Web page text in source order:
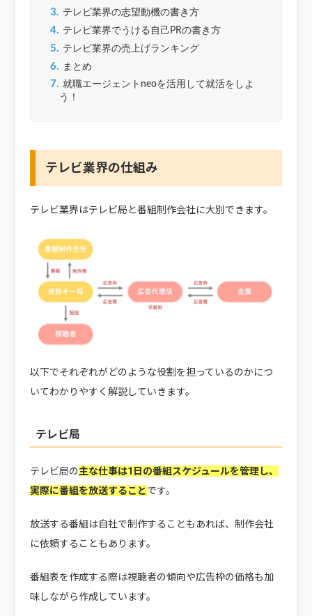
3. テレビ業界の志望動機の書き方
4. テレビ業界でうける自己PRの書き方
5. テレビ業界の売上げランキング
6. まとめ
7. 就職エージェントneoを活用して就活をしよ
う！
テレビ業界の仕組み
テレビ業界はテレビ局と番組制作会社に大別できます。
以下でそれぞれがどのような役割を担っているのかにつ
いてわかりやすく解説していきます。
テレビ局
テレビ局の主な仕事は1日の番組スケジュールを管理し、
実際に番組を放送することです。
放送する番組は自社で制作することもあれば、制作会社
に依頼することもあります。
番組表を作成する際は視聴者の傾向や広告枠の価格も加
味しながら作成しています。